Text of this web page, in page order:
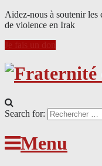
Aidez-nous à soutenir les
de violence en Irak
Je fais un don
Search for:
Menu